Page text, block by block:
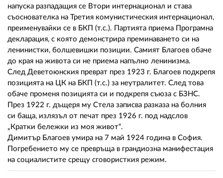
напуска разпадащия се Втори интернационал и става
съоснователка на Третия комунистическия интернационал,
преименувайки се в БКП (т.с.). Партията приема Програмна
декларация, с която демонстрира преминаването си на
ленинистки, болшевишки позиции. Самият Благоев обаче
до края на живота си не приема напълно ленинизма.
След Деветоюнския преврат през 1923 г. Благоев подкрепя
позицията на ЦК на БКП (т.с.) за неутралитет. След това
обаче променя позицията си и подкрепя съюза с БЗНС.
През 1922 г. дъщеря му Стела записва разказа на болния
си баща, излязъл от печат през 1926 г. под надслов
„Кратки бележки из моя живот“.
Димитър Благоев умира на 7 май 1924 година в София.
Погребението му се превръща в грандиозна манифестация
на социалистите срещу сговористкия режим.